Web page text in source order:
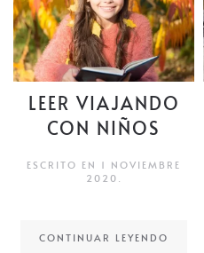
LEER VIAJANDO
CON NIÑOS
ESCRITO EN 1 NOVIEMBRE
2020 .
CONTINUAR LEYENDO